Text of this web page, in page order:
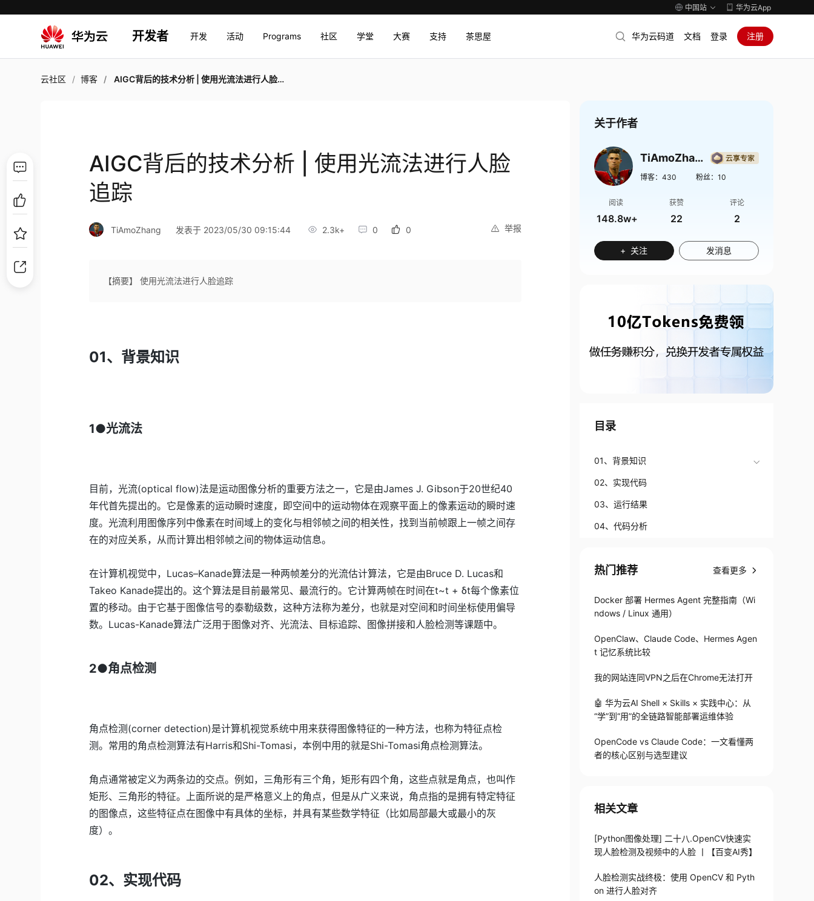
中国站 华为云App
开发者 开发 活动 Programs 社区 学堂 大赛 支持 茶思屋 华为云码道 文档 登录 注册
云社区 博客 AIGC背后的技术分析 | 使用光流法进行人脸追踪
AIGC背后的技术分析 | 使用光流法进行人脸
追踪
举报
TiAmoZhang 发表于 2023/05/30 09:15:44 2.3k+ 0 0
【摘要】 使用光流法进行人脸追踪
01、背景知识
1●光流法
目前，光流(optical flow)法是运动图像分析的重要方法之一，它是由James J. Gibson于20世纪40
年代首先提出的。它是像素的运动瞬时速度，即空间中的运动物体在观察平面上的像素运动的瞬时速
度。光流利用图像序列中像素在时间域上的变化与相邻帧之间的相关性，找到当前帧跟上一帧之间存
在的对应关系，从而计算出相邻帧之间的物体运动信息。
在计算机视觉中，Lucas–Kanade算法是一种两帧差分的光流估计算法，它是由Bruce D. Lucas和
Takeo Kanade提出的。这个算法是目前最常见、最流行的。它计算两帧在时间在t~t + δt每个像素位
置的移动。由于它基于图像信号的泰勒级数，这种方法称为差分，也就是对空间和时间坐标使用偏导
数。Lucas-Kanade算法广泛用于图像对齐、光流法、目标追踪、图像拼接和人脸检测等课题中。
2●角点检测
角点检测(corner detection)是计算机视觉系统中用来获得图像特征的一种方法，也称为特征点检
测。常用的角点检测算法有Harris和Shi-Tomasi，本例中用的就是Shi-Tomasi角点检测算法。
角点通常被定义为两条边的交点。例如，三角形有三个角，矩形有四个角，这些点就是角点，也叫作
矩形、三角形的特征。上面所说的是严格意义上的角点，但是从广义来说，角点指的是拥有特定特征
的图像点，这些特征点在图像中有具体的坐标，并具有某些数学特征（比如局部最大或最小的灰
度）。
02、实现代码
关于作者
TiAmoZhang
博客： 430 粉丝： 10
阅读
148.8w+
获赞
22
评论
2
+ 关注 发消息
目录
01、背景知识
02、实现代码
03、运行结果
04、代码分析
热门推荐 查看更多
Docker 部署 Hermes Agent 完整指南（Wi
ndows / Linux 通用）
OpenClaw、Claude Code、Hermes Agen
t 记忆系统比较
我的网站连同VPN之后在Chrome无法打开
🤖 华为云AI Shell × Skills × 实践中心：从
“学”到“用”的全链路智能部署运维体验
OpenCode vs Claude Code：一文看懂两
者的核心区别与选型建议
相关文章
[Python图像处理] 二十八.OpenCV快速实
现人脸检测及视频中的人脸 丨【百变AI秀】
人脸检测实战终极：使用 OpenCV 和 Pyth
on 进行人脸对齐